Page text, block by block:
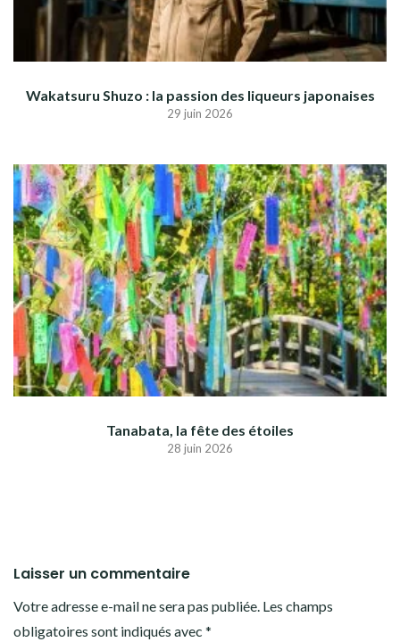
Wakatsuru Shuzo : la passion des liqueurs japonaises
29 juin 2026
Tanabata, la fête des étoiles
28 juin 2026
Laisser un commentaire
Votre adresse e-mail ne sera pas publiée. Les champs
obligatoires sont indiqués avec *